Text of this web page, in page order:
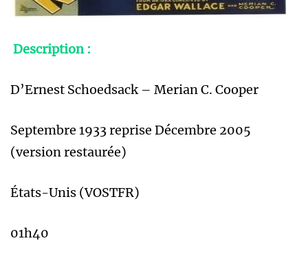
Description :
D’Ernest Schoedsack – Merian C. Cooper
Septembre 1933 reprise Décembre 2005
(version restaurée)
États-Unis (VOSTFR)
01h40